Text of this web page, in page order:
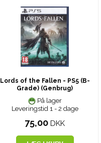
Lords of the Fallen - PS5 (B-
Grade) (Genbrug)
På lager
Leveringstid 1 - 2 dage
75,00 DKK